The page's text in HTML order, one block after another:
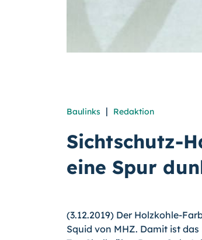
Baulinks | Redaktion
Sichtschutz-
eine Spur
(3.12.2019) Der Holzkohle-
Squid von MHZ. Damit ist